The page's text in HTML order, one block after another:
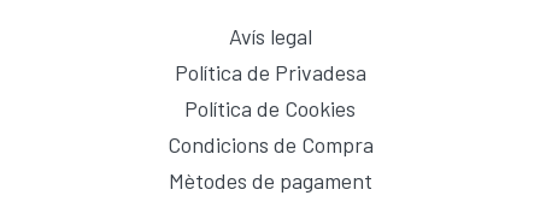
Avís legal
Política de Privadesa
Política de Cookies
Condicions de Compra
Mètodes de pagament